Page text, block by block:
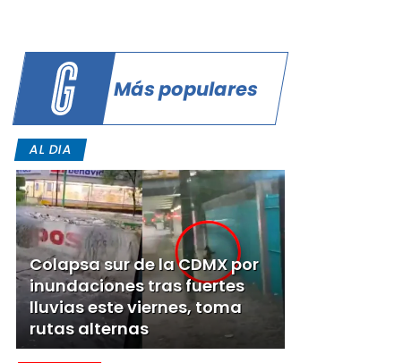
Más populares
AL DIA
Colapsa sur de la CDMX por
inundaciones tras fuertes
lluvias este viernes, toma
rutas alternas